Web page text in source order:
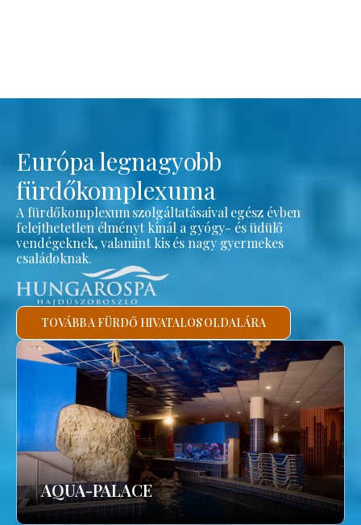
Európa legnagyobb
fürdőkomplexuma
A fürdőkomplexum szolgáltatásaival egész évben
felejthetetlen élményt kínál a gyógy- és üdülő
vendégeknek, valamint kis és nagy gyermekes
családoknak.
TOVÁBB A FÜRDŐ HIVATALOS OLDALÁRA
AQUA-PALACE